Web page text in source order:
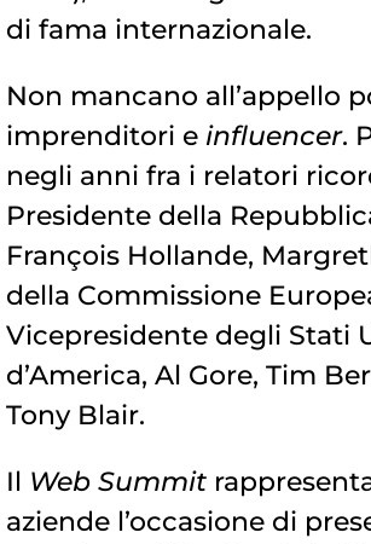
di fama internazionale.
Non mancano all’appello
imprenditori e influencer.
negli anni fra i relatori
Presidente della
François Hollande,
della Commissione
Vicepresidente degli Stati
d’America, Al Gore, Tim
Tony Blair.
Il Web Summit
aziende l’occasione di